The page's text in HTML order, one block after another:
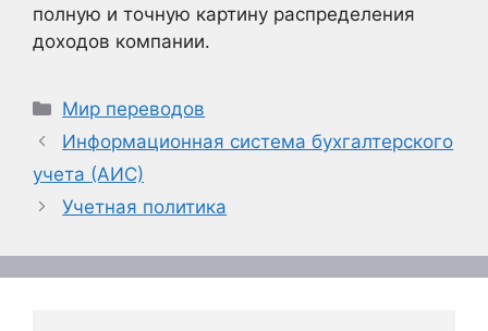
полную и точную картину распределения
доходов компании.
Рубрики
Мир переводов
Информационная система бухгалтерского
учета (АИС)
Учетная политика